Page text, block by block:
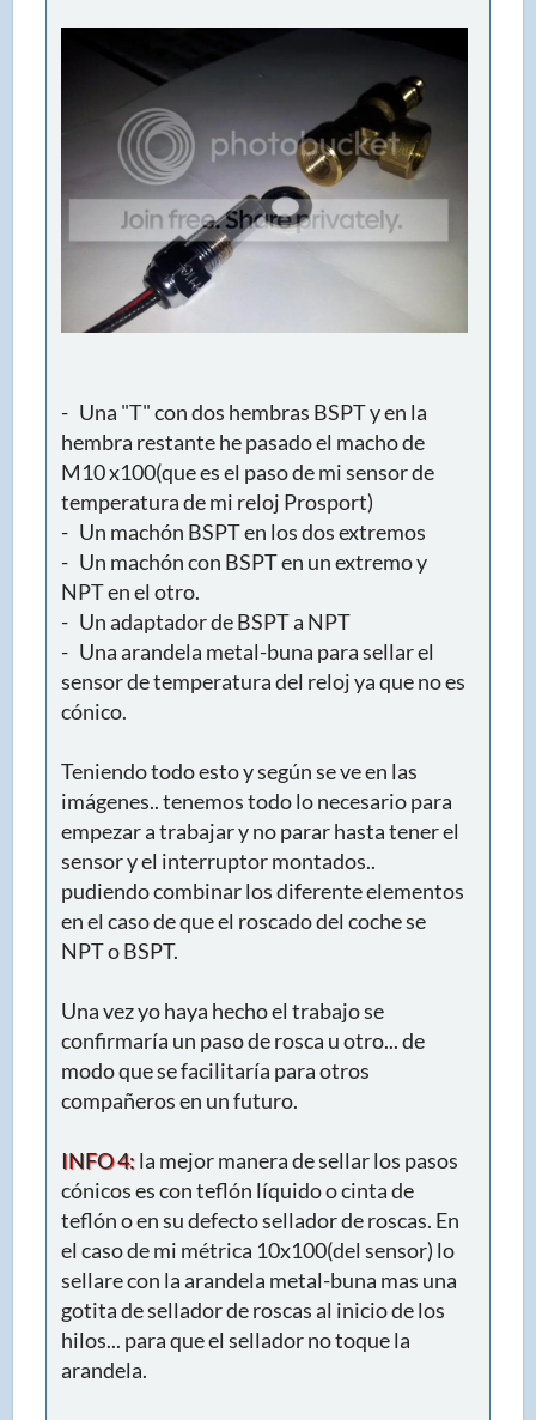
- Una "T" con dos hembras BSPT y en la
hembra restante he pasado el macho de
M10 x100(que es el paso de mi sensor de
temperatura de mi reloj Prosport)
- Un machón BSPT en los dos extremos
- Un machón con BSPT en un extremo y
NPT en el otro.
- Un adaptador de BSPT a NPT
- Una arandela metal-buna para sellar el
sensor de temperatura del reloj ya que no es
cónico.
Teniendo todo esto y según se ve en las
imágenes.. tenemos todo lo necesario para
empezar a trabajar y no parar hasta tener el
sensor y el interruptor montados..
pudiendo combinar los diferente elementos
en el caso de que el roscado del coche se
NPT o BSPT.
Una vez yo haya hecho el trabajo se
confirmaría un paso de rosca u otro... de
modo que se facilitaría para otros
compañeros en un futuro.
INFO 4:la mejor manera de sellar los pasos
cónicos es con teflón líquido o cinta de
teflón o en su defecto sellador de roscas. En
el caso de mi métrica 10x100(del sensor) lo
sellare con la arandela metal-buna mas una
gotita de sellador de roscas al inicio de los
hilos... para que el sellador no toque la
arandela.